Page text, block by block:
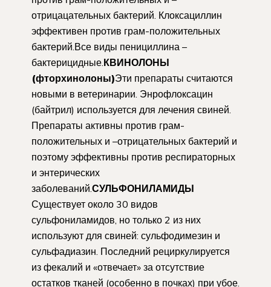
отрицацательных бактерий. Клоксациллин
эффективен против грам-положительных
бактерий.Все виды пенициллина –
бактерицидные. КВИНОЛОНЫ
(фторхинолоны)Эти препараты считаются
новыми в ветеринарии. Энрофлоксацин
(байтрил) используется для лечения свиней.
Препараты активны против грам-
положительных и –отрицательных бактерий и
поэтому эффективны против респираторных
и энтерических
заболеваний. СУЛЬФОНИЛАМИДЫ
Существует около 30 видов
сульфониламидов, но только 2 из них
используют для свиней: сульфодимезин и
сульфадиазин. Последний рециркулируется
из фекалий и «отвечает» за отсутствие
остатков тканей (особенно в почках) при убое.